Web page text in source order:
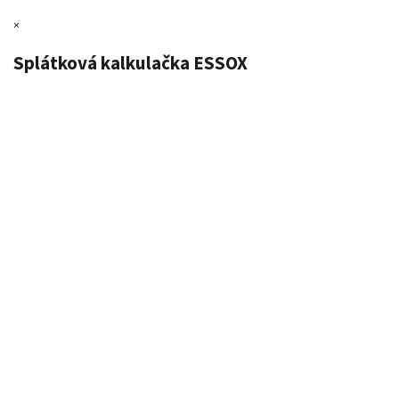
×
Splátková kalkulačka ESSOX